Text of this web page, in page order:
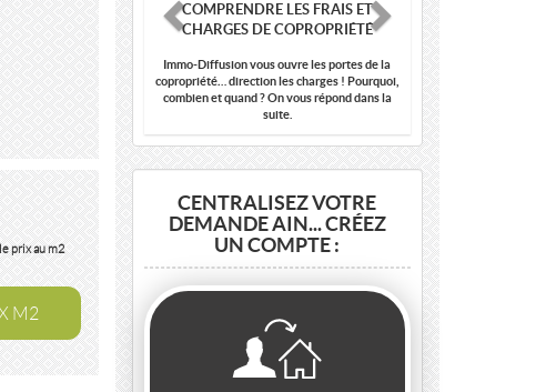
prix au m2
M2
COMPRENDRE LES FRAIS ET
CHARGES DE COPROPRIÉTÉ
Immo-Diffusion vous ouvre les portes de la
copropriété… direction les charges ! Pourquoi,
combien et quand ? On vous répond dans la
suite.
CENTRALISEZ VOTRE
DEMANDE AIN... CRÉEZ
UN COMPTE :